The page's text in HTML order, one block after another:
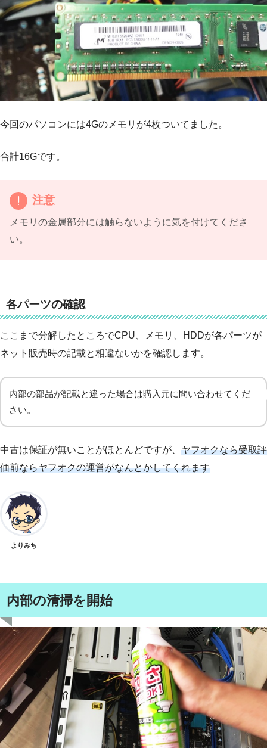
今回のパソコンには4Gのメモリが4枚ついてました。
合計16Gです。
注意
メモリの金属部分には触らないように気を付けてくださ
い。
各パーツの確認
ここまで分解したところでCPU、メモリ、HDDが各パーツが
ネット販売時の記載と相違ないかを確認します。
内部の部品が記載と違った場合は購入元に問い合わせてくだ
さい。
中古は保証が無いことがほとんどですが、 ヤフオクなら受取評
価前ならヤフオクの運営がなんとかしてくれます
よりみち
内部の清掃を開始